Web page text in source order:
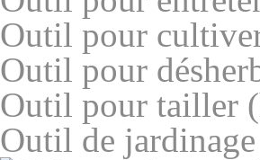
Outil pour
Outil pour
Outil pour tailler
Outil de